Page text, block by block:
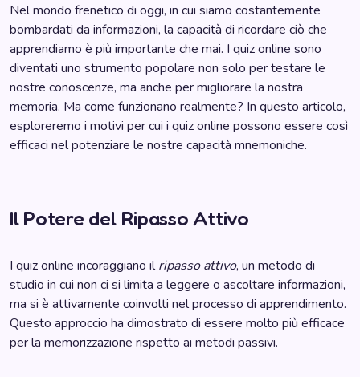
Nel mondo frenetico di oggi, in cui siamo costantemente
bombardati da informazioni, la capacità di ricordare ciò che
apprendiamo è più importante che mai. I quiz online sono
diventati uno strumento popolare non solo per testare le
nostre conoscenze, ma anche per migliorare la nostra
memoria. Ma come funzionano realmente? In questo articolo,
esploreremo i motivi per cui i quiz online possono essere così
efficaci nel potenziare le nostre capacità mnemoniche.
Il Potere del Ripasso Attivo
I quiz online incoraggiano ilripasso attivo, un metodo di
studio in cui non ci si limita a leggere o ascoltare informazioni,
ma si è attivamente coinvolti nel processo di apprendimento.
Questo approccio ha dimostrato di essere molto più efficace
per la memorizzazione rispetto ai metodi passivi.